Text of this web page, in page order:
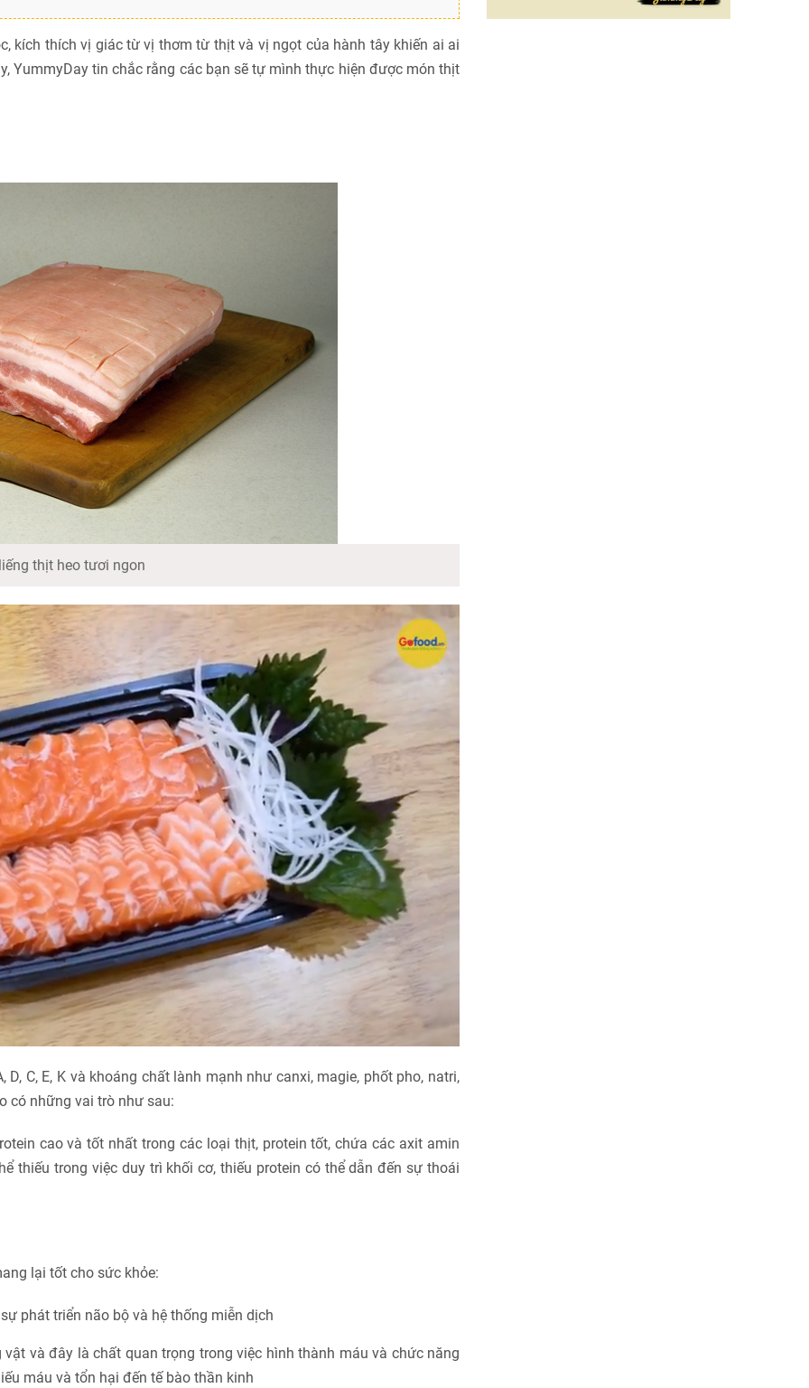
kích thích vị giác từ vị thơm từ thịt và vị ngọt của hành tây khiến ai ai
YummyDay tin chắc rằng các bạn sẽ tự mình thực hiện được món thịt
thịt heo tươi ngon
C, E, K và khoáng chất lành mạnh như canxi, magie, phốt pho, natri,
có những vai trò như sau:
cao và tốt nhất trong các loại thịt, protein tốt, chứa các axit amin
thiếu trong việc duy trì khối cơ, thiếu protein có thể dẫn đến sự thoái
lại tốt cho sức khỏe:
phát triển não bộ và hệ thống miễn dịch
và đây là chất quan trọng trong việc hình thành máu và chức năng
máu và tổn hại đến tế bào thần kinh